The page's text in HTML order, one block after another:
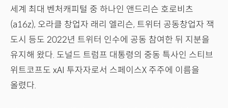
세계 최대 벤처캐피털 중 하나인 앤드리슨 호로비츠
(a16z), 오라클 창업자 래리 엘리슨, 트위터 공동창업자 잭
도시 등도 2022년 트위터 인수에 공동 참여한 뒤 지분을
유지해 왔다. 도널드 트럼프 대통령의 중동 특사인 스티브
위트코프도 xAI 투자자로서 스페이스X 주주에 이름을
올렸다.